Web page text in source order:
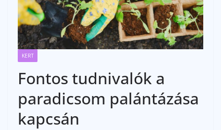
KERT
Fontos tudnivalók a
paradicsom palántázása
kapcsán